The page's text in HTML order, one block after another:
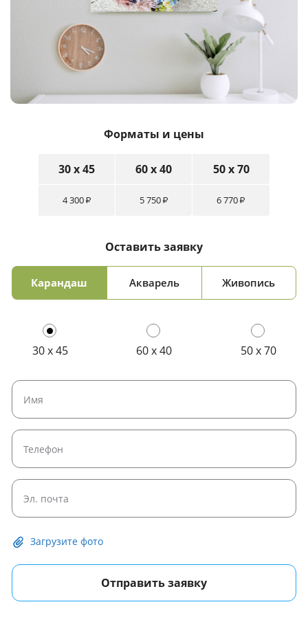
Форматы и цены
30 x 45 60 x 40 50 x 70
4 300₽ 5 750₽ 6 770₽
Оставить заявку
Карандаш Акварель Живопись
30 x 45 60 x 40 50 x 70
Загрузите фото
Отправить заявку